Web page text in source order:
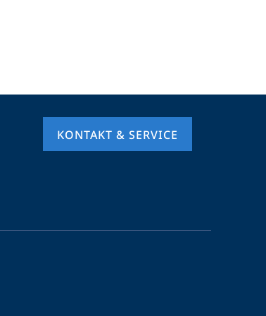
KONTAKT & SERVICE